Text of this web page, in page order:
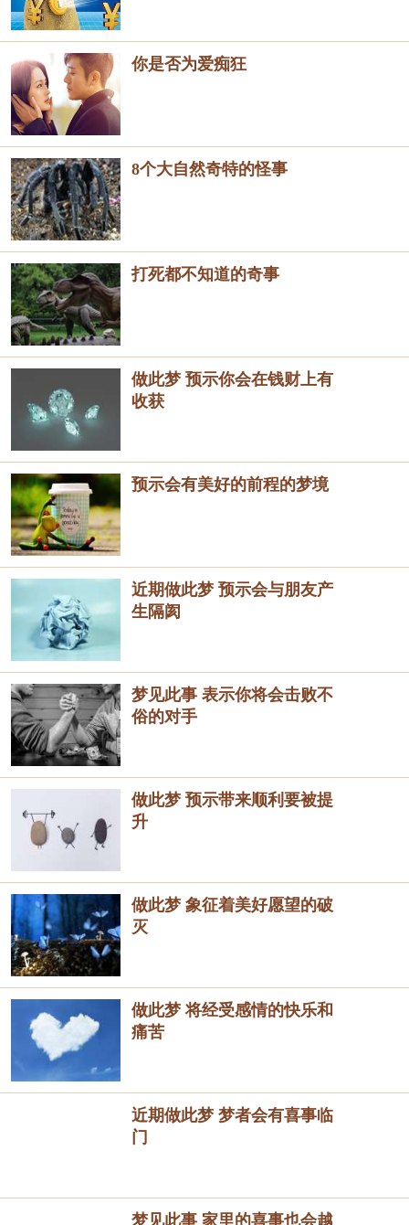
你是否为爱痴狂
8个大自然奇特的怪事
打死都不知道的奇事
做此梦 预示你会在钱财上有
收获
预示会有美好的前程的梦境
近期做此梦 预示会与朋友产
生隔阂
梦见此事 表示你将会击败不
俗的对手
做此梦 预示带来顺利要被提
升
做此梦 象征着美好愿望的破
灭
做此梦 将经受感情的快乐和
痛苦
近期做此梦 梦者会有喜事临
门
梦见此事 家里的喜事也会越